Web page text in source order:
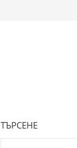
ТЪРСЕНЕ